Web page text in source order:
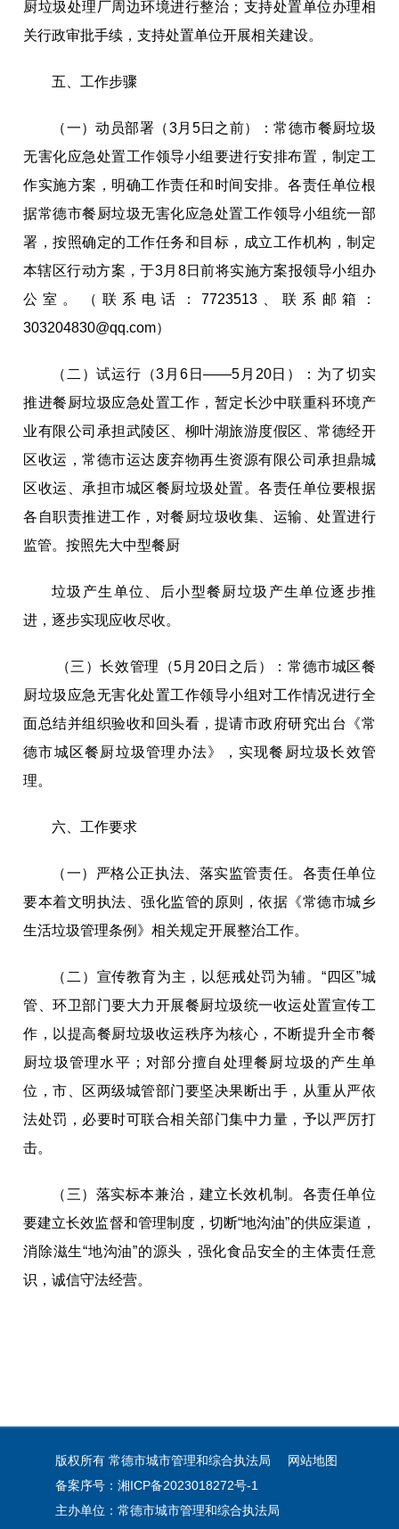
厨垃圾处理厂周边环境进行整治；支持处置单位办理相
关行政审批手续，支持处置单位开展相关建设。
五、工作步骤
（一）动员部署（3月5日之前）：常德市餐厨垃圾
无害化应急处置工作领导小组要进行安排布置，制定工
作实施方案，明确工作责任和时间安排。各责任单位根
据常德市餐厨垃圾无害化应急处置工作领导小组统一部
署，按照确定的工作任务和目标，成立工作机构，制定
本辖区行动方案，于3月 8日前将实施方案报领导小组办
公室。（联系电话：7723513、联系邮箱：
303204830@qq.com）
（二）试运行（3月6日——5月20日）： 为了切实
推进餐厨垃圾应急处置工作， 暂定长沙中联重科环境产
业有限公司承担武陵区、柳叶湖旅游度假区、常德经开
区收运 ，常德市运达废弃物再生资源有限公司承担鼎城
区收运、承担市城区餐厨垃圾处置。各责任单位要根据
各自职责推进工作，对餐厨垃圾收集、运输、处置进行
监管。按照先大中型餐厨
垃圾产生单位、后小型餐厨垃圾产生单位逐步推
进，逐步实现应收尽收。
（三 ）长效管理（5月20日之后）：常德市城区餐
厨垃圾应急无害化处置工作领导小组对工作情况进行全
面总结并组织验收和回头看，提请市政府研究出台《常
德市城区餐厨垃圾管理办法》，实现餐厨垃圾长效管
理。
六、工作要求
（一）严格公正执法、落实监管责任。 各责任单位
要本着文明执法、强化监管的原则，依据《常德市城乡
生活垃圾管理条例》相关规定开展整治工作。
（二）宣传教育为主，以惩戒处罚为辅。 “四区”城
管、环卫部门要大力开展餐厨垃圾统一收运处置宣传工
作，以提高餐厨垃圾收运秩序为核心，不断提升全市餐
厨垃圾管理水平；对部分擅自处理餐厨垃圾的产生单
位，市、区两级城管部门要坚决果断出手，从重从严依
法处罚，必要时可联合相关部门集中力量，予以严厉打
击。
（三）落实标本兼治，建立长效机制。 各责任单位
要建立长效监督和管理制度，切断“地沟油”的供应渠道，
消除滋生“地沟油”的源头，强化食品安全的主体责任意
识，诚信守法经营。
版权所有 常德市城市管理和综合执法局
网站地图
备案序号：湘ICP备2023018272号-1
主办单位：常德市城市管理和综合执法局